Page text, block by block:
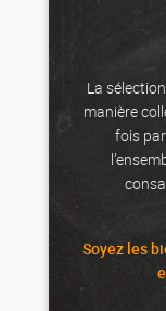
La
manière
fois
Soyez les